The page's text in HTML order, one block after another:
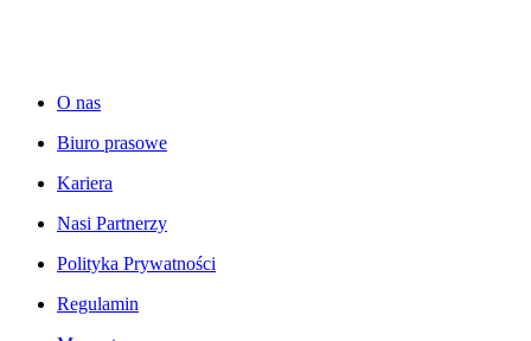
O nas
Biuro prasowe
Kariera
Nasi Partnerzy
Polityka Prywatności
Regulamin